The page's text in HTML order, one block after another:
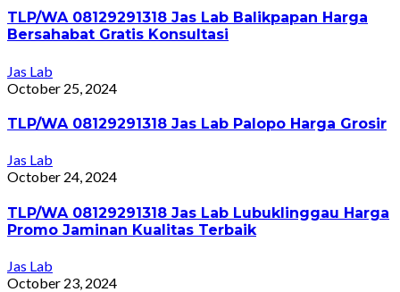
TLP/WA 08129291318 Jas Lab Balikpapan Harga
Bersahabat Gratis Konsultasi
Jas Lab
October 25, 2024
TLP/WA 08129291318 Jas Lab Palopo Harga Grosir
Jas Lab
October 24, 2024
TLP/WA 08129291318 Jas Lab Lubuklinggau Harga
Promo Jaminan Kualitas Terbaik
Jas Lab
October 23, 2024